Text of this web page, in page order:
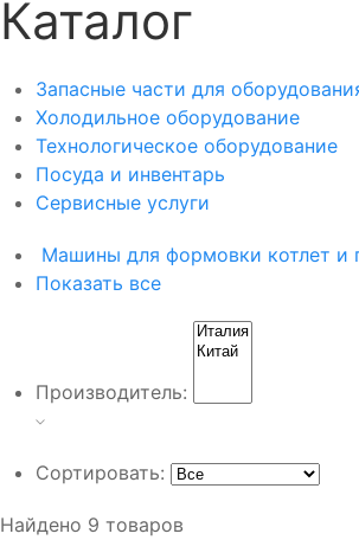
Каталог
Запасные части для
Холодильное оборудование
Технологическое оборудование
Посуда и инвентарь
Сервисные услуги
Машины для формовки котлет и
Показать все
Производитель:
Сортировать:
Найдено 9 товаров